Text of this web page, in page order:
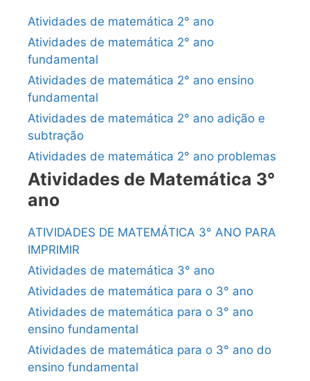
Atividades de matemática 2° ano
Atividades de matemática 2° ano
fundamental
Atividades de matemática 2° ano ensino
fundamental
Atividades de matemática 2° ano adição e
subtração
Atividades de matemática 2° ano problemas
Atividades de Matemática 3°
ano
ATIVIDADES DE MATEMÁTICA 3° ANO PARA
IMPRIMIR
Atividades de matemática 3° ano
Atividades de matemática para o 3° ano
Atividades de matemática para o 3° ano
ensino fundamental
Atividades de matemática para o 3° ano do
ensino fundamental